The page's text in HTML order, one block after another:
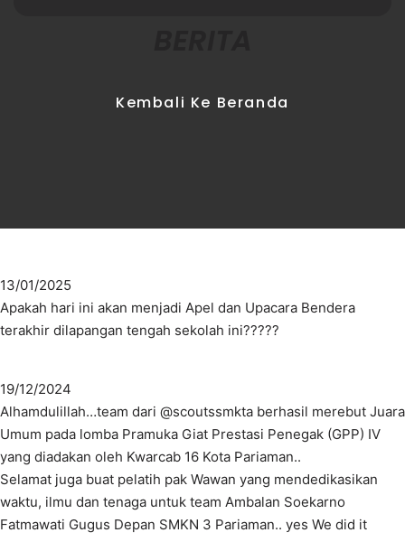
Kembali Ke Beranda
13/01/2025
Apakah hari ini akan menjadi Apel dan Upacara Bendera
terakhir dilapangan tengah sekolah ini?????
19/12/2024
Alhamdulillah…team dari @scoutssmkta berhasil merebut Juara
Umum pada lomba Pramuka Giat Prestasi Penegak (GPP) IV
yang diadakan oleh Kwarcab 16 Kota Pariaman..
Selamat juga buat pelatih pak Wawan yang mendedikasikan
waktu, ilmu dan tenaga untuk team Ambalan Soekarno
Fatmawati Gugus Depan SMKN 3 Pariaman.. yes We did it